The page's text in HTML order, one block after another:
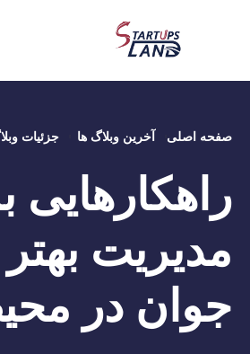
صفحه اصلی آخرین وبلاگ ها جزئیات
راهکارهایی
مدیریت
جوان در